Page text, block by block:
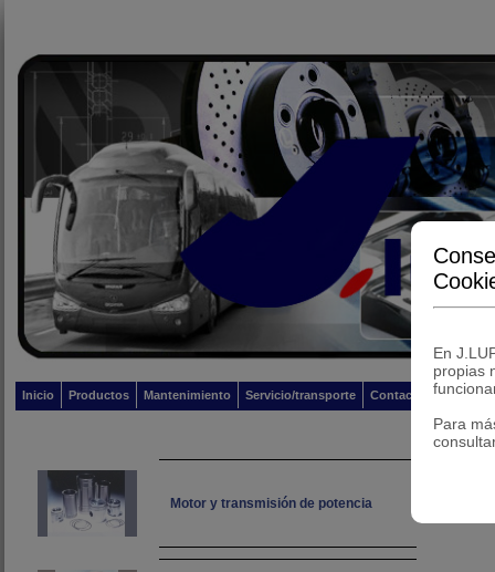
En
propias
Para
Inicio Productos Mantenimiento Servicio/transporte Contacto
Motor y transmisión de potencia